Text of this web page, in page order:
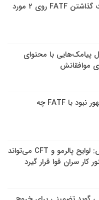
محسن رضایی: دست گذاشتن FATF روی ۲ مورد
پیامک‌هایی با محتوای
اگر روحانی رییس‌جمهور نبود با FATF چه
معاون قوانین مجلس: لوایح پالرمو و CFT می‌تواند
کار سران قوا قرار گیرد